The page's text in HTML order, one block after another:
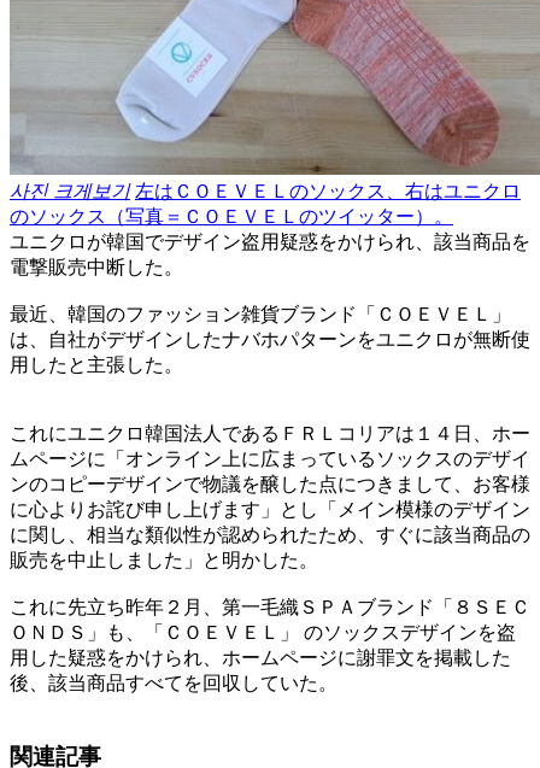
사진 크게보기 左はＣＯＥＶＥＬのソックス、右はユニクロ
のソックス（写真＝ＣＯＥＶＥＬのツイッター）。
ユニクロが韓国でデザイン盗用疑惑をかけられ、該当商品を
電撃販売中断した。
最近、韓国のファッション雑貨ブランド「ＣＯＥＶＥＬ」
は、自社がデザインしたナバホパターンをユニクロが無断使
用したと主張した。
これにユニクロ韓国法人であるＦＲＬコリアは１４日、ホー
ムページに「オンライン上に広まっているソックスのデザイ
ンのコピーデザインで物議を醸した点につきまして、お客様
に心よりお詫び申し上げます」とし「メイン模様のデザイン
に関し、相当な類似性が認められたため、すぐに該当商品の
販売を中止しました」と明かした。
これに先立ち昨年２月、第一毛織ＳＰＡブランド「８ＳＥＣ
ＯＮＤＳ」も、「ＣＯＥＶＥＬ」 のソックスデザインを盗
用した疑惑をかけられ、ホームページに謝罪文を掲載した
後、該当商品すべてを回収していた。
関連記事